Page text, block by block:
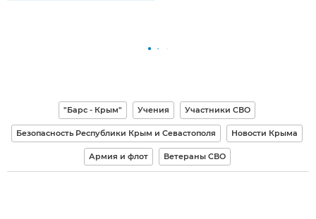
"Барс - Крым" Учения Участники СВО
Безопасность Республики Крым и Севастополя Новости Крыма
Армия и флот Ветераны СВО